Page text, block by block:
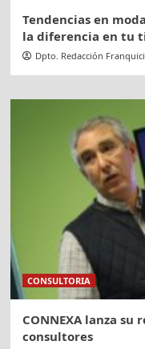
Tendencias en
la diferencia en tu
Dpto. Redacción
CONSULTORIA
CONNEXA lanza su
consultores